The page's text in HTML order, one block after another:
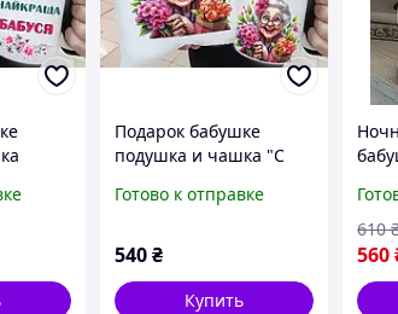
на 8
Подарок бабушке
подушка и чашка "С
Подарок бабушке на 8
юбилей
Готово к отправке
540₴
Купить
560
610